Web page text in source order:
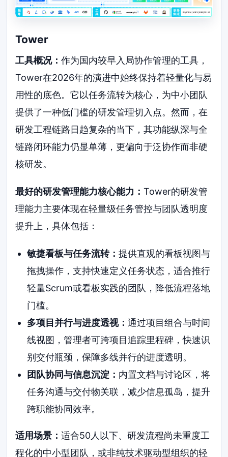
Tower
工具概况：作为国内较早入局协作管理的工具，
Tower在2026年的演进中始终保持着轻量化与易
用性的底色。它以任务流转为核心，为中小团队
提供了一种低门槛的研发管理切入点。然而，在
研发工程链路日趋复杂的当下，其功能纵深与全
链路闭环能力仍显单薄，更偏向于泛协作而非硬
核研发。
最好的研发管理能力核心能力：Tower的研发管
理能力主要体现在轻量级任务管控与团队透明度
提升上，具体包括：
敏捷看板与任务流转： 提供直观的看板视图与
拖拽操作，支持快速定义任务状态，适合推行
轻量Scrum或看板实践的团队，降低流程落地
门槛。
多项目并行与进度透视： 通过项目组合与时间
线视图，管理者可跨项目追踪里程碑，快速识
别交付瓶颈，保障多线并行的进度透明。
团队协同与信息沉淀： 内置文档与讨论区，将
任务沟通与交付物关联，减少信息孤岛，提升
跨职能协同效率。
适用场景：适合50人以下、研发流程尚未重度工
程化的中小型团队，或非纯技术驱动型组织的轻